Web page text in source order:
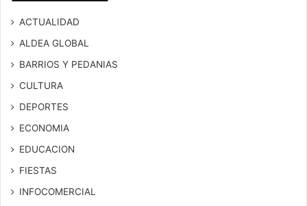
ACTUALIDAD
ALDEA GLOBAL
BARRIOS Y PEDANIAS
CULTURA
DEPORTES
ECONOMIA
EDUCACION
FIESTAS
INFOCOMERCIAL